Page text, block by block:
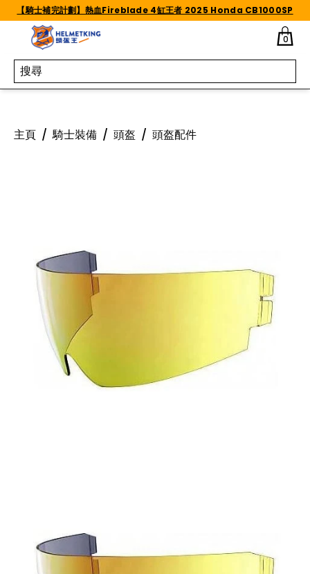
Skip to content
【騎士補完計劃】熱血Fireblade 4缸王者 2025 Honda CB1000SP
0
主頁 / 騎士裝備 / 頭盔 / 頭盔配件